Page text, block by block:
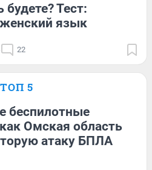
Тест:
язык
22
ТОП 5
беспилотные
Омская область
атаку БПЛА